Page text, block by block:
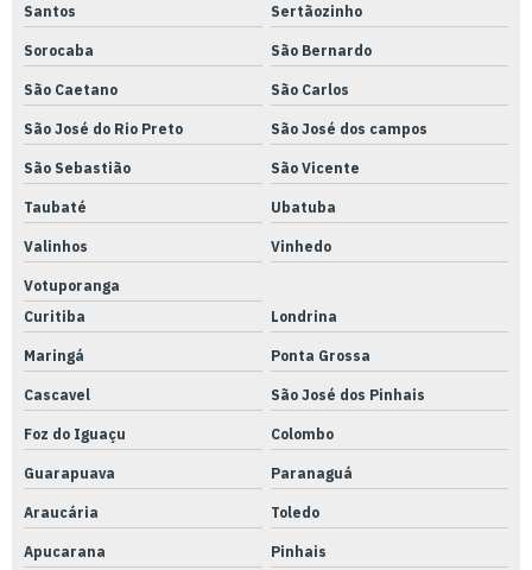
Rastreabilidade metrologia
Retifica plana e cilíndrica
Retrofit de equipamentos
Serviço de caldeiraria leve
Serviço de caldeiraria e usinagem
Serviço de caldeiraria
Serviço de calibração rbc
Serviço industrial de usinagem
Serviço de usinagem de peça
Serviço de usinagem de peças técnicas
Santos Sertãozinho
Sorocaba São Bernardo
São Caetano São Carlos
São José do Rio Preto São José dos campos
São Sebastião São Vicente
Taubaté Ubatuba
Valinhos Vinhedo
Votuporanga
Curitiba
Londrina
Maringá Ponta Grossa
Cascavel São José dos Pinhais
Foz do Iguaçu Colombo
Guarapuava Paranaguá
Araucária Toledo
Apucarana Pinhais